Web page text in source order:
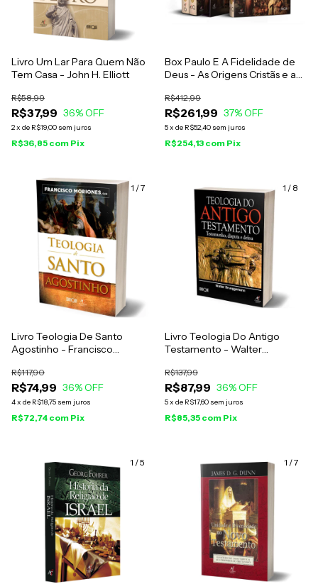
Livro Um Lar Para Quem Não
Tem Casa - John H. Elliott
R$37,99
R$58,99
36% OFF
2x de R$19,00 sem juros
R$36,85 com Pix
Box Paulo E A Fidelidade de
Deus - As Origens Cristãs e a
R$261,99
R$412,99
37% OFF
5x de R$52,40 sem juros
R$254,13 com Pix
1 /7
Livro Teologia De Santo
Agostinho - Francisco
R$74,99
R$117,90
36% OFF
4x de R$18,75 sem juros
R$72,74 com Pix
1 / 8
Livro Teologia Do Antigo
Testamento - Walter
R$87,99
R$137,99
36% OFF
5x de R$17,60 sem juros
R$85,35 com Pix
1 /5 1 /7